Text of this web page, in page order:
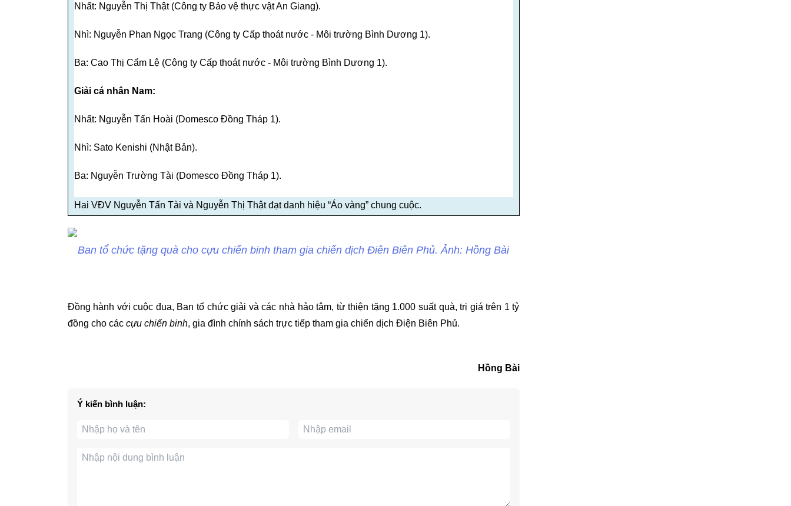
Nhất: Nguyễn Thị Thật (Công ty Bảo vệ thực vật An Giang).
Nhì: Nguyễn Phan Ngọc Trang (Công ty Cấp thoát nước - Môi trường Bình Dương 1).
Ba: Cao Thị Cẩm Lệ (Công ty Cấp thoát nước - Môi trường Bình Dương 1).
Giải cá nhân Nam:
Nhất: Nguyễn Tấn Hoài (Domesco Đồng Tháp 1).
Nhì: Sato Kenishi (Nhật Bản).
Ba: Nguyễn Trường Tài (Domesco Đồng Tháp 1).
Hai VĐV Nguyễn Tấn Tài và Nguyễn Thị Thật đạt danh hiệu “Áo vàng” chung cuộc.
Ban tổ chức tặng quà cho cựu chiến binh tham gia chiến dịch Điên Biên Phủ. Ảnh: Hồng Bài
Đồng hành với cuộc đua, Ban tổ chức giải và các nhà hảo tâm, từ thiện tặng 1.000 suất quà, trị giá trên 1 tỷ
đồng cho các cựu chiến binh, gia đình chính sách trực tiếp tham gia chiến dịch Điện Biên Phủ.
Hồng Bài
Ý kiến bình luận: